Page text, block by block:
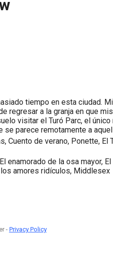
tiempo en esta ciudad.
regresar a la granja en que
visitar el Turó Parc, el
se parece remotamente a
Cuento de verano, Ponette, El
enamorado de la osa mayor,
amores ridículos, Middlesex
- Privacy Policy